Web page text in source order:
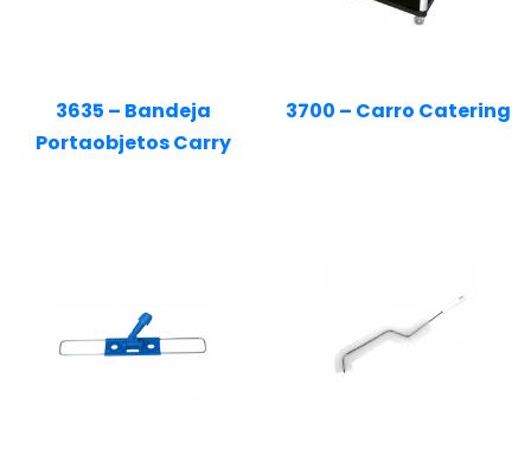
3635 – Bandeja
Portaobjetos Carry
3700 – Carro Catering